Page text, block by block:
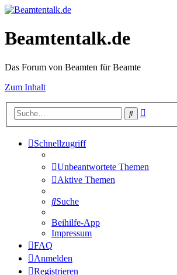
Beamtentalk.de
Das Forum von Beamten für Beamte
Zum Inhalt
Suche
Schnellzugriff
Unbeantwortete Themen
Aktive Themen
Suche
Beihilfe-App
Impressum
FAQ
Anmelden
Registrieren